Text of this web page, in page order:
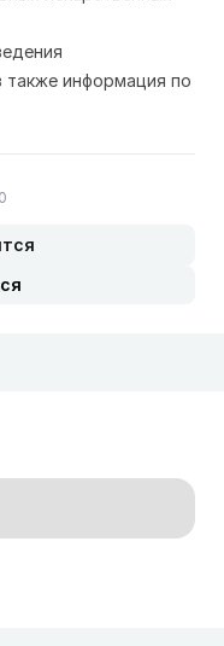
также информация по
0